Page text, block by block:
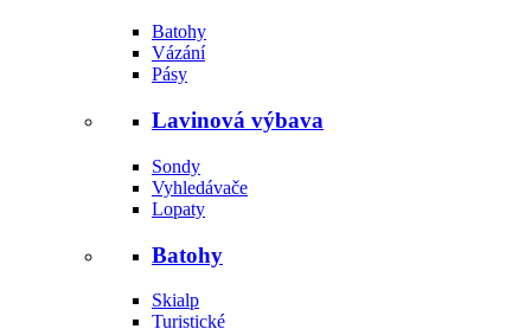
Batohy
Vázání
Pásy
Lavinová výbava
Sondy
Vyhledávače
Lopaty
Batohy
Skialp
Turistické